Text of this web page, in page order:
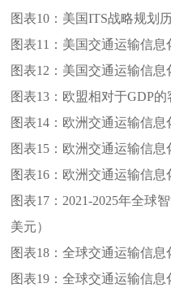
图表10： 美国ITS战略规划
图表11： 美国交通运输信息
图表12： 美国交通运输信息
图表13： 欧盟相对于GDP
图表14： 欧洲交通运输信息
图表15： 欧洲交通运输信息
图表16： 欧洲交通运输信息
图表17： 2021-2025年全球
美元）
图表18：全球交通运输信息
图表19：全球交通运输信息